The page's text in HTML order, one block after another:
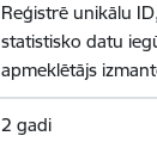
Reģistrē unikālu
statistisko datu
apmeklētājs
2 gadi